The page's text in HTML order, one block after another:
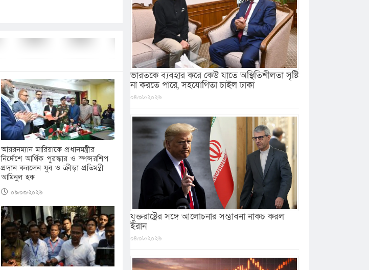
আয়রনম্যান মারিয়াকে প্রধানমন্ত্রীর
নির্দেশে আর্থিক পুরস্কার ও স্পন্সরশিপ
প্রদান করলেন যুব ও ক্রীড়া প্রতিমন্ত্রী
আমিনুল হক
০৯/০৩/২০২৬
ভারতকে ব্যবহার করে কেউ যাতে অস্থিতিশীলতা সৃষ্টি
না করতে পারে, সহযোগিতা চাইল ঢাকা
০৪/০৮/২০২৬
যুক্তরাষ্ট্রের সঙ্গে আলোচনার সম্ভাবনা নাকচ করল
ইরান
০৪/০৮/২০২৬